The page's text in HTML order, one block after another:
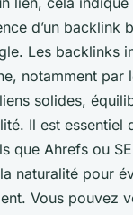
d’un backlink
Les backlinks
notamment
solides,
Il est essentiel
que Ahrefs ou
naturalité pour
Vous pouvez